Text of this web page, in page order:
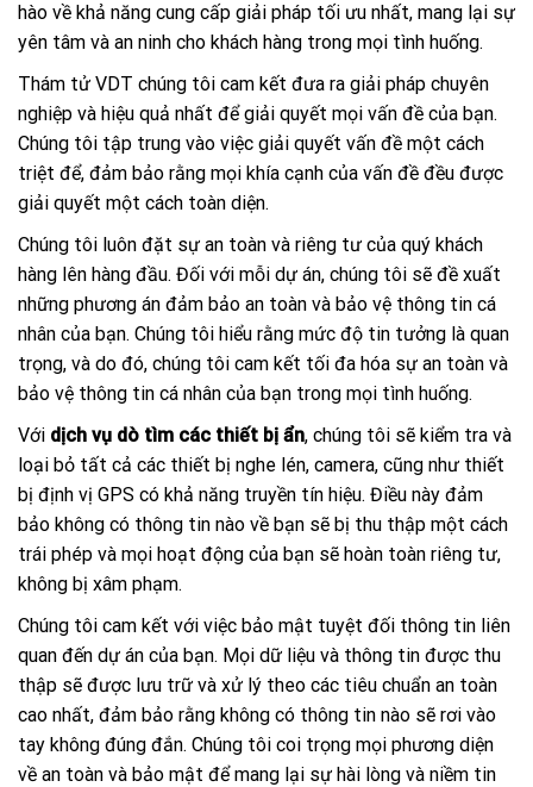
hào về khả năng cung cấp giải pháp tối ưu nhất, mang lại sự
yên tâm và an ninh cho khách hàng trong mọi tình huống.
Thám tử VDT chúng tôi cam kết đưa ra giải pháp chuyên
nghiệp và hiệu quả nhất để giải quyết mọi vấn đề của bạn.
Chúng tôi tập trung vào việc giải quyết vấn đề một cách
triệt để, đảm bảo rằng mọi khía cạnh của vấn đề đều được
giải quyết một cách toàn diện.
Chúng tôi luôn đặt sự an toàn và riêng tư của quý khách
hàng lên hàng đầu. Đối với mỗi dự án, chúng tôi sẽ đề xuất
những phương án đảm bảo an toàn và bảo vệ thông tin cá
nhân của bạn. Chúng tôi hiểu rằng mức độ tin tưởng là quan
trọng, và do đó, chúng tôi cam kết tối đa hóa sự an toàn và
bảo vệ thông tin cá nhân của bạn trong mọi tình huống.
Với dịch vụ dò tìm các thiết bị ẩn, chúng tôi sẽ kiểm tra và
loại bỏ tất cả các thiết bị nghe lén, camera, cũng như thiết
bị định vị GPS có khả năng truyền tín hiệu. Điều này đảm
bảo không có thông tin nào về bạn sẽ bị thu thập một cách
trái phép và mọi hoạt động của bạn sẽ hoàn toàn riêng tư,
không bị xâm phạm.
Chúng tôi cam kết với việc bảo mật tuyệt đối thông tin liên
quan đến dự án của bạn. Mọi dữ liệu và thông tin được thu
thập sẽ được lưu trữ và xử lý theo các tiêu chuẩn an toàn
cao nhất, đảm bảo rằng không có thông tin nào sẽ rơi vào
tay không đúng đắn. Chúng tôi coi trọng mọi phương diện
về an toàn và bảo mật để mang lại sự hài lòng và niềm tin